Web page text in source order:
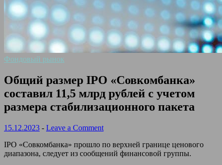
Фондовый рынок
Общий размер IPO «Совкомбанка»
составил 11,5 млрд рублей с учетом
размера стабилизационного пакета
15.12.2023 - Leave a Comment
IPO «Совкомбанка» прошло по верхней границе ценового
диапазона, следует из сообщений финансовой группы.